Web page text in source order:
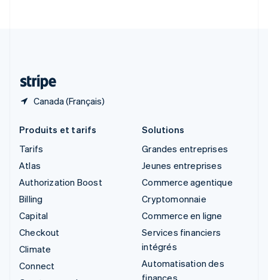
Canada (Français)
Produits et tarifs
Tarifs
Atlas
Authorization Boost
Billing
Capital
Checkout
Climate
Connect
Solutions
Grandes entreprises
Jeunes entreprises
Commerce agentique
Cryptomonnaie
Commerce en ligne
Services financiers
intégrés
Automatisation des